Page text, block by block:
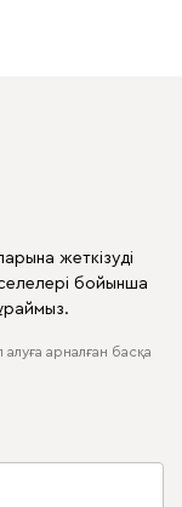
жеткізуді
бойынша
арналған басқа